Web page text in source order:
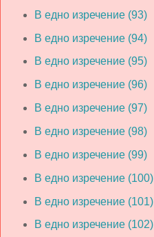
В едно изречение (93)
В едно изречение (94)
В едно изречение (95)
В едно изречение (96)
В едно изречение (97)
В едно изречение (98)
В едно изречение (99)
В едно изречение (100)
В едно изречение (101)
В едно изречение (102)